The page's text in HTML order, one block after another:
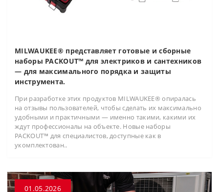
MILWAUKEE® представляет готовые и сборные
наборы PACKOUT™ для электриков и сантехников
— для максимального порядка и защиты
инструмента.
При разработке этих продуктов MILWAUKEE® опиралась
на отзывы пользователей, чтобы сделать их максимально
удобными и практичными — именно такими, какими их
ждут профессионалы на объекте. Новые наборы
PACKOUT™ для специалистов, доступные как в
укомплектован..
01.05.2026